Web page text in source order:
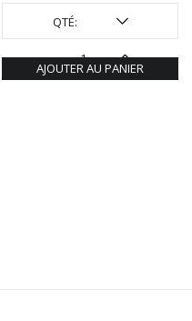
QTÉ:
AJOUTER AU PANIER